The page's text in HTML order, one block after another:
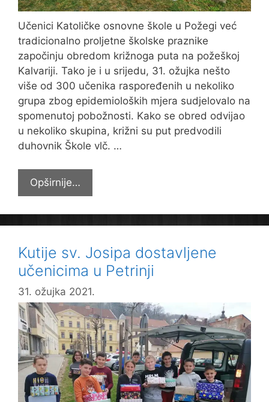
Učenici Katoličke osnovne škole u Požegi već
tradicionalno proljetne školske praznike
započinju obredom križnoga puta na požeškoj
Kalvariji. Tako je i u srijedu, 31. ožujka nešto
više od 300 učenika raspoređenih u nekoliko
grupa zbog epidemioloških mjera sudjelovalo na
spomenutoj pobožnosti. Kako se obred odvijao
u nekoliko skupina, križni su put predvodili
duhovnik Škole vlč. …
Opširnije…
putem
na
proljetne
Kutije sv. Josipa dostavljene
učenicima u Petrinji
31. ožujka 2021.